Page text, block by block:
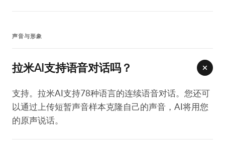
声音与形象
拉米AI支持语音对话吗？
支持。拉米AI支持78种语言的连续语音对话。您还可
以通过上传短暂声音样本克隆自己的声音，AI将用您
的原声说话。